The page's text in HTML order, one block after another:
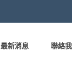
最新消息 聯絡